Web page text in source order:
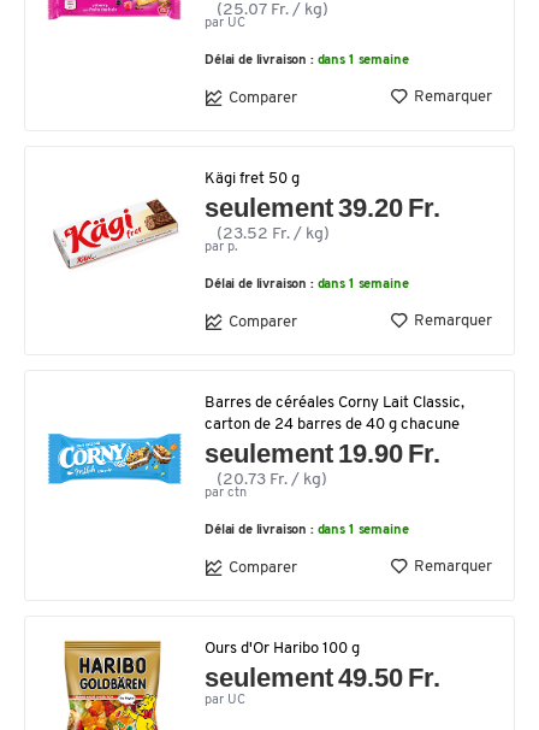
(25.07 Fr. / kg)
par UC
Délai de livraison : dans 1 semaine
Comparer Remarquer
Kägi fret 50 g
seulement 39.20 Fr.
(23.52 Fr. / kg)
par p.
Délai de livraison : dans 1 semaine
Comparer Remarquer
Barres de céréales Corny Lait Classic,
carton de 24 barres de 40 g chacune
seulement 19.90 Fr.
(20.73 Fr. / kg)
par ctn
Délai de livraison : dans 1 semaine
Comparer Remarquer
Ours d'Or Haribo 100 g
seulement 49.50 Fr.
par UC